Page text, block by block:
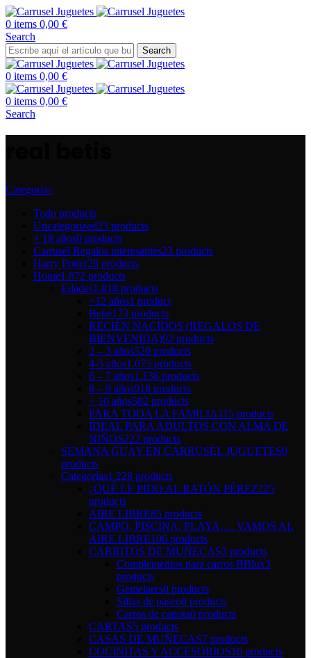
0 items 0,00 €
Search
Search
0 items 0,00 €
0 items 0,00 €
Search
Categorías
Todo products
Uncategorized23 products
+ 18 años0 products
Carrusel Regalos interesantes23 products
Harry Potter28 products
Home1.872 products
Edades1.818 products
+12 años1 product
Bebé173 products
RECIÉN NACIDOS (REGALOS DE
BIENVENIDA)92 products
2 – 3 años520 products
4-5 años1.075 products
6 – 7 años1.136 products
8 – 9 años918 products
+ 10 años582 products
PARA TODA LA FAMILIA115 products
IDEAL PARA ADULTOS CON ALMA DE
NIÑOS222 products
SEMANA GUAY EN CARRUSEL JUGUETES0
products
Categorías1.228 products
¿QUÉ LE PIDO AL RATÓN PÉREZ?25
products
AIRE LIBRE85 products
CAMPO, PISCINA, PLAYA…. VAMOS AL
AIRE LIBRE106 products
CARRITOS DE MUÑECAS3 products
Complementos para carros BBlux3
products
Gemelares0 products
Sillas de paseo0 products
Carros de capota0 products
CARTAS5 products
CASAS DE MUÑECAS7 products
COCINITAS Y ACCESORIOS16 products